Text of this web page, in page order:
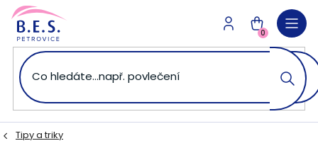
Přejít
obsah
NÁKUPNÍ
KOŠÍK
0
Tipy a triky